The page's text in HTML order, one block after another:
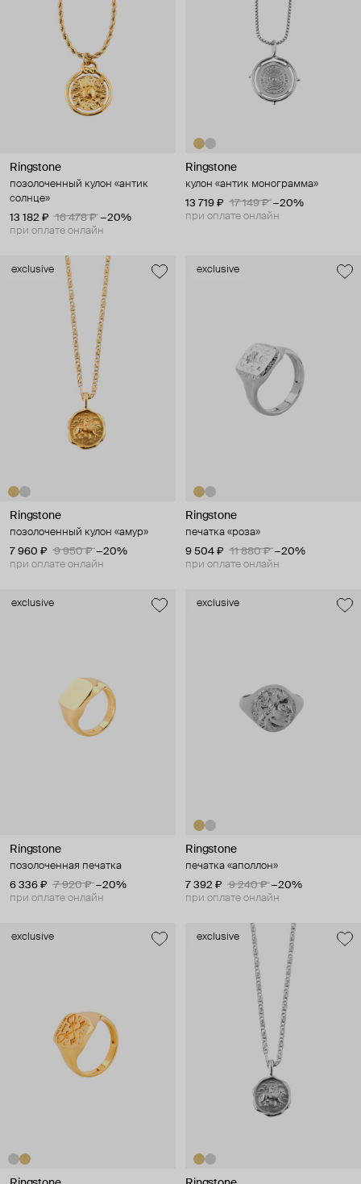
Ringstone
позолоченный кулон «антик
солнце»
13 182 ₽
16 478 ₽ −20%
при оплате онлайн
Ringstone
кулон «антик монограмма»
13 719 ₽
17 149 ₽ −20%
при оплате онлайн
exclusive
Ringstone
позолоченный кулон «амур»
7 960 ₽
9 950 ₽ −20%
при оплате онлайн
exclusive
Ringstone
печатка «роза»
9 504 ₽
11 880 ₽ −20%
при оплате онлайн
exclusive
Ringstone
позолоченная печатка
6 336 ₽
7 920 ₽ −20%
при оплате онлайн
exclusive
Ringstone
печатка «аполлон»
7 392 ₽
9 240 ₽ −20%
при оплате онлайн
exclusive exclusive